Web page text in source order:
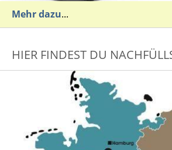
Mehr dazu...
HIER FINDEST DU